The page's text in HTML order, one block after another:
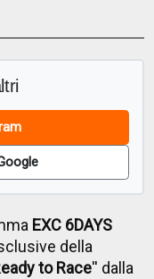
EXC 6DAYS
della
to Race'' dalla